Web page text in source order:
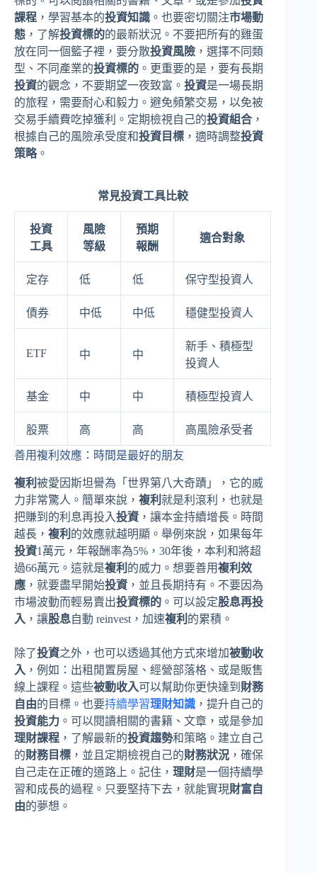
課程 ，學習基本的投資知識 。也要密切關注市場動
態 ，了解投資標的的最新狀況。不要把所有的雞蛋
放在同一個籃子裡，要分散投資風險 ，選擇不同類
型、不同產業的投資標的 。更重要的是，要有長期
投資的觀念，不要期望一夜致富。 投資是一場長期
的旅程，需要耐心和毅力。避免頻繁交易，以免被
交易手續費吃掉獲利。定期檢視自己的投資組合 ，
根據自己的風險承受度和投資目標 ，適時調整投資
策略。
常見投資工具比較
投資
工具
風險
等級
預期
報酬
適合對象
定存 低 低 保守型投資人
債券 中低 中低 穩健型投資人
ETF 中 中
新手、積極型
投資人
基金 中 中 積極型投資人
股票 高 高 高風險承受者
善用複利效應：時間是最好的朋友
複利 被愛因斯坦譽為「世界第八大奇蹟」，它的威
力非常驚人。簡單來說， 複利 就是利滾利，也就是
把賺到的利息再投入投資 ，讓本金持續增長。時間
越長， 複利 的效應就越明顯。舉例來說，如果每年
投資1萬元，年報酬率為5%，30年後，本利和將超
過66萬元。這就是複利 的威力。想要善用複利效
應 ，就要盡早開始投資 ，並且長期持有。不要因為
市場波動而輕易賣出投資標的 。可以設定股息再投
入 ，讓股息自動 reinvest，加速複利 的累積。
除了投資之外，也可以透過其他方式來增加被動收
入 ，例如：出租閒置房屋、經營部落格、或是販售
線上課程。這些被動收入可以幫助你更快達到 財務
自由的目標。也要持續學習理財知識 ，提升自己的
投資能力 。可以閱讀相關的書籍、文章，或是參加
理財課程 ，了解最新的投資趨勢和策略。建立自己
的財務目標 ，並且定期檢視自己的財務狀況 ，確保
自己走在正確的道路上。記住， 理財是一個持續學
習和成長的過程。只要堅持下去，就能實現財富自
由的夢想。